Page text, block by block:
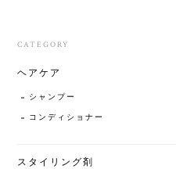
CATEGORY
ヘアケア
シャンプー
コンディショナー
スタイリング剤